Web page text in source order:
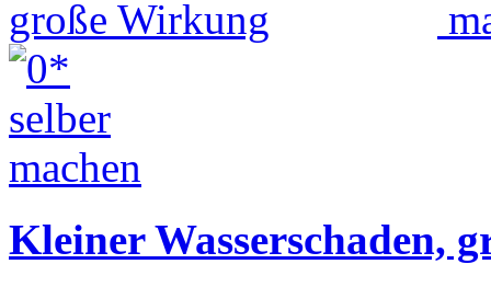
Kleiner Wasserschaden,